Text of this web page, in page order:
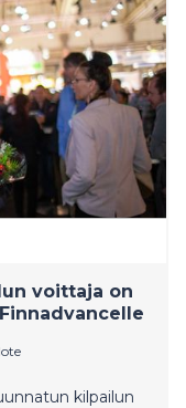
voittaja on
kilpailun